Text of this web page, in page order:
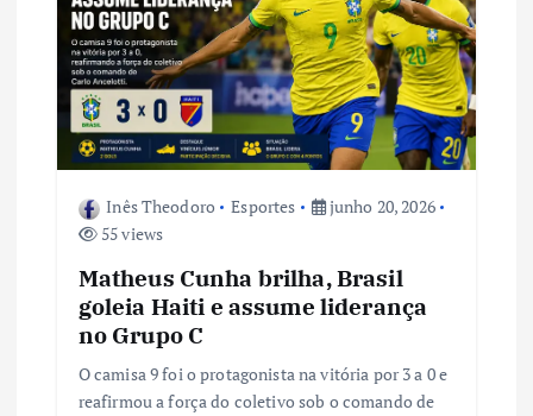
Inês Theodoro Esportes
junho 20, 2026
55 views
Matheus Cunha brilha, Brasil
goleia Haiti e assume liderança
no Grupo C
O camisa 9 foi o protagonista na vitória por 3 a 0 e
reafirmou a força do coletivo sob o comando de